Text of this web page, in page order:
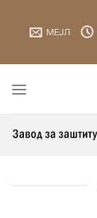
МЕЈЛ